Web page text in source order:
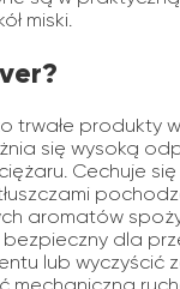
miski.
produkty
się wysoką
Cechuje
aromatów
dla
lub wyczyścić